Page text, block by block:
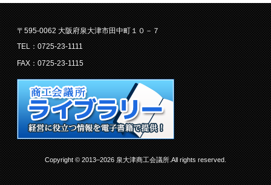
〒595-0062 大阪府泉大津市田中町１０－７
TEL：0725-23-1111
FAX：0725-23-1115
Copyright © 2013–2026 泉大津商工会議所.All rights reserved.